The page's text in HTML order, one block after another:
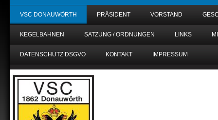
VSC DONAUWÖRTH PRÄSIDENT VORSTAND
KEGELBAHNEN SATZUNG / ORDNUNGEN LINKS
DATENSCHUTZ DSGVO KONTAKT IMPRESSUM